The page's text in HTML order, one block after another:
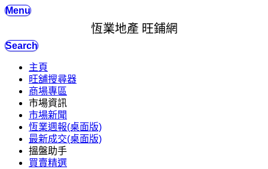
Menu
恆業地產 旺鋪網
Search
主頁
旺舖搜尋器
商場專區
市場資訊
市場新聞
恆業週報(桌面版)
最新成交(桌面版)
搵盤助手
買賣精選